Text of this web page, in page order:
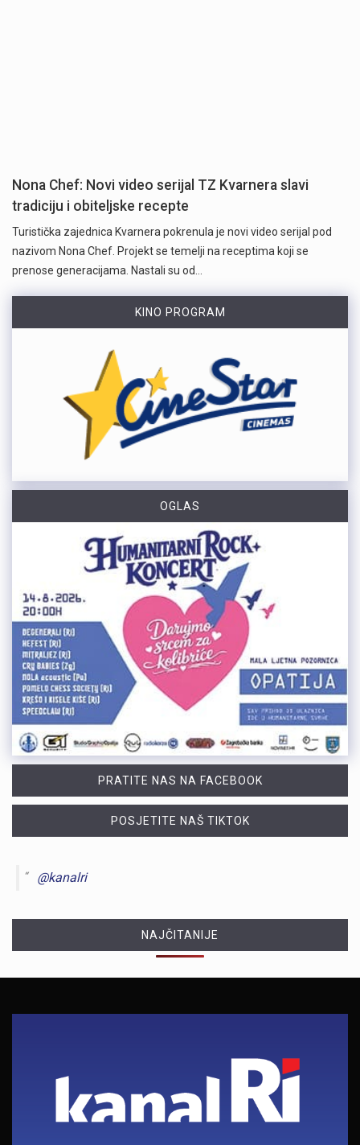
Nona Chef: Novi video serijal TZ Kvarnera slavi
tradiciju i obiteljske recepte
Turistička zajednica Kvarnera pokrenula je novi video serijal pod
nazivom Nona Chef. Projekt se temelji na receptima koji se
prenose generacijama. Nastali su od…
KINO PROGRAM
OGLAS
PRATITE NAS NA FACEBOOK
POSJETITE NAŠ TIKTOK
@kanalri
NAJČITANIJE